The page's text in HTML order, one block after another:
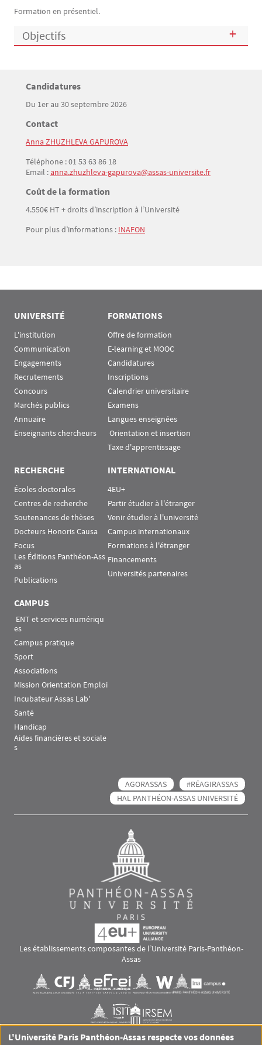
Formation en présentiel.
Objectifs
Bloc(s) libre(s)
Titre
Candidatures
Texte
Du 1er au 30 septembre 2026
Titre
Contact
Texte
Anna ZHUZHLEVA GAPUROVA
Téléphone : 01 53 63 86 18
Email :anna.zhuzhleva-gapurova@assas-universite.fr
Titre
Coût de la formation
Texte
4.550€ HT + droits d’inscription à l’Université
Pour plus d’informations : INAFON
UNIVERSITÉ
L'institution
Communication
Engagements
Recrutements
Concours
Marchés publics
Annuaire
Enseignants chercheurs
FORMATIONS
Offre de formation
E-learning et MOOC
Candidatures
Inscriptions
Calendrier universitaire
Examens
Langues enseignées
Orientation et insertion
Taxe d'apprentissage
RECHERCHE
Écoles doctorales
Centres de recherche
Soutenances de thèses
Docteurs Honoris Causa
Focus
Les Éditions Panthéon-Ass
as
Publications
INTERNATIONAL
4EU+
Partir étudier à l'étranger
Venir étudier à l'université
Campus internationaux
Formations à l'étranger
Financements
Universités partenaires
CAMPUS
es
Campus pratique
Sport
Associations
Mission Orientation Emploi
Incubateur Assas Lab'
Santé
Handicap
Aides financières et sociale
s
AGORASSAS
#RÉAGIRASSAS
HAL PANTHÉON-ASSAS UNIVERSITÉ
Les établissements composantes de l’Université Paris-Panthéon-
Assas
Visuel svgVisuel svg Visuel svgVisuel svg
Visuel svgVisuel svg
L'Université Paris Panthéon-Assas respecte vos données